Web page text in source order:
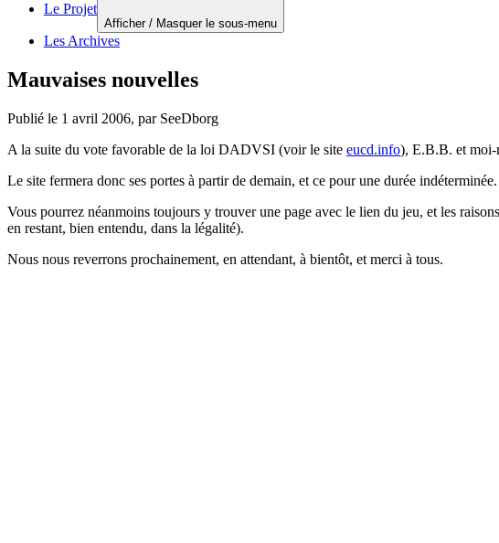
Le Projet
Afficher / Masquer le sous-menu
Les Archives
Mauvaises nouvelles
Publié le 1 avril 2006, par SeeDborg
A la suite du vote favorable de la loi DADVSI (voir le site eucd.info), E.B.B. et moi-
Le site fermera donc ses portes à partir de demain, et ce pour une durée indéterminée.
Vous pourrez néanmoins toujours y trouver une page avec le lien du jeu, et les
en restant, bien entendu, dans la légalité).
Nous nous reverrons prochainement, en attendant, à bientôt, et merci à tous.